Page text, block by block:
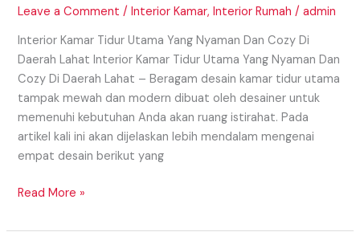
Leave a Comment /Interior Kamar,Interior Rumah /admin
Interior Kamar Tidur Utama Yang Nyaman Dan Cozy Di
Daerah Lahat Interior Kamar Tidur Utama Yang Nyaman Dan
Cozy Di Daerah Lahat – Beragam desain kamar tidur utama
tampak mewah dan modern dibuat oleh desainer untuk
memenuhi kebutuhan Anda akan ruang istirahat. Pada
artikel kali ini akan dijelaskan lebih mendalam mengenai
empat desain berikut yang
Read More »